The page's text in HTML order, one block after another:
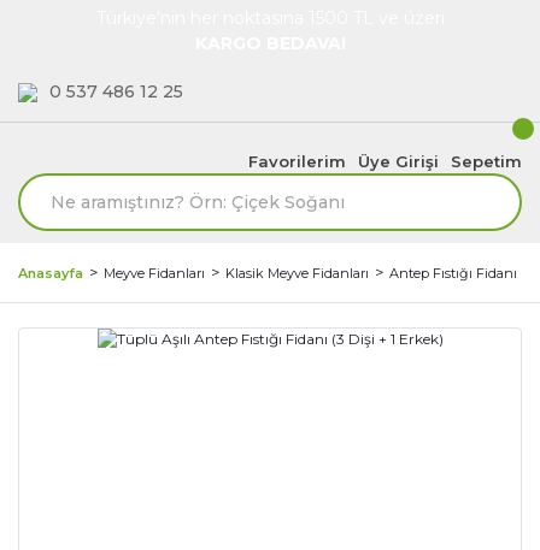
0 537 486 12 25
Favorilerim Üye Girişi Sepetim
Anasayfa Meyve Fidanları Klasik Meyve Fidanları Antep Fıstığı Fidanı